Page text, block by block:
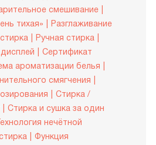
смешивание
тихая»
Разглаживание
Ручная стирка
Сертификат
ароматизации белья
смягчения
Стирка /
Стирка и сушка за один
нечётной
Функция